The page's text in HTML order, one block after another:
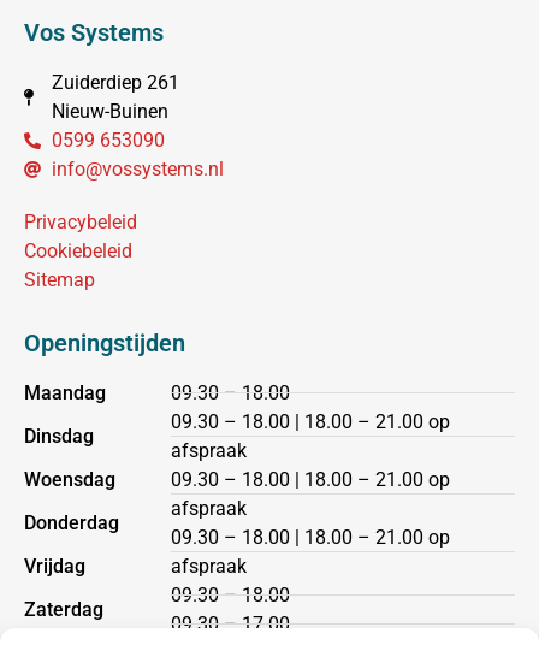
Vos Systems
Zuiderdiep 261
Nieuw-Buinen
0599 653090
info@vossystems.nl
Privacybeleid
Cookiebeleid
Sitemap
Openingstijden
Maandag
Dinsdag
Woensdag
Donderdag
Vrijdag
Zaterdag
09.30 – 18.00
09.30 – 18.00 | 18.00 – 21.00 op
afspraak
09.30 – 18.00 | 18.00 – 21.00 op
afspraak
09.30 – 18.00 | 18.00 – 21.00 op
afspraak
09.30 – 18.00
09.30 – 17.00